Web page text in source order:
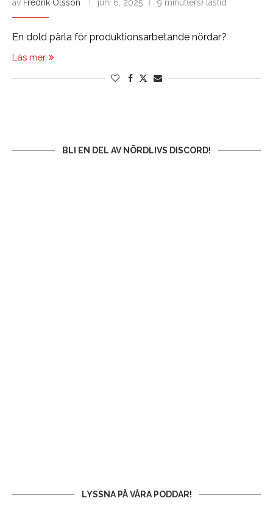
av Fredrik Olsson juni 6, 2025 9 minut(ers) lästid
En dold pärla för produktionsarbetande nördar?
Läs mer
BLI EN DEL AV NÖRDLIVS DISCORD!
LYSSNA PÅ VÅRA PODDAR!